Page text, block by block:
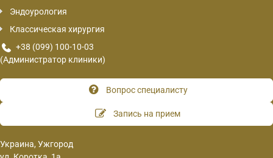
Эндоурология
Классическая хирургия
+38 (099) 100-10-03
(Администратор клиники)
Вопрос специалисту
Запись на прием
Украина, Ужгород